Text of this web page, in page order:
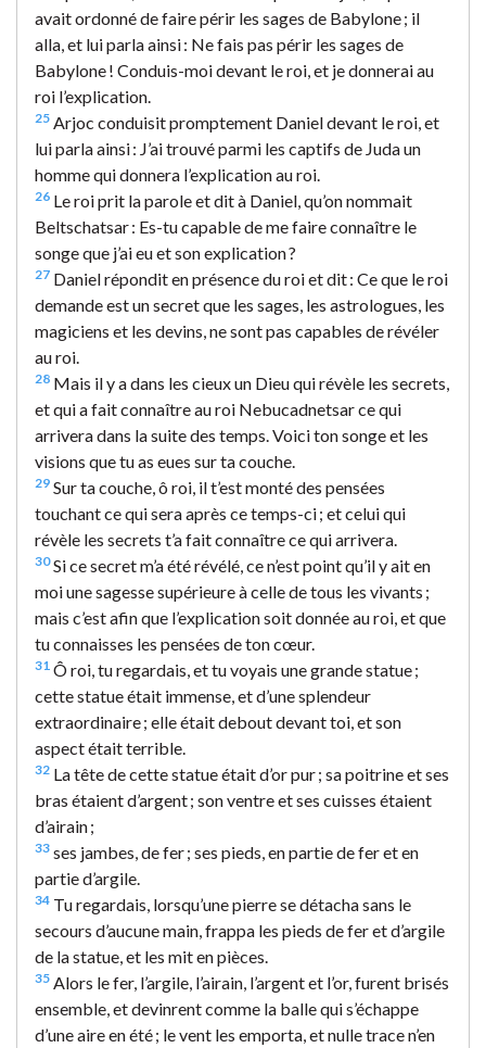
avait ordonné de faire périr les sages de Babylone ; il
alla, et lui parla ainsi : Ne fais pas périr les sages de
Babylone ! Conduis-moi devant le roi, et je donnerai au
roi l’explication.
25 Arjoc conduisit promptement Daniel devant le roi, et
lui parla ainsi : J’ai trouvé parmi les captifs de Juda un
homme qui donnera l’explication au roi.
26 Le roi prit la parole et dit à Daniel, qu’on nommait
Beltschatsar : Es-tu capable de me faire connaître le
songe que j’ai eu et son explication ?
27 Daniel répondit en présence du roi et dit : Ce que le roi
demande est un secret que les sages, les astrologues, les
magiciens et les devins, ne sont pas capables de révéler
au roi.
28 Mais il y a dans les cieux un Dieu qui révèle les secrets,
et qui a fait connaître au roi Nebucadnetsar ce qui
arrivera dans la suite des temps. Voici ton songe et les
visions que tu as eues sur ta couche.
29 Sur ta couche, ô roi, il t’est monté des pensées
touchant ce qui sera après ce temps-ci ; et celui qui
révèle les secrets t’a fait connaître ce qui arrivera.
30Si ce secret m’a été révélé, ce n’est point qu’il y ait en
moi une sagesse supérieure à celle de tous les vivants ;
mais c’est afin que l’explication soit donnée au roi, et que
tu connaisses les pensées de ton cœur.
31 Ô roi, tu regardais, et tu voyais une grande statue ;
cette statue était immense, et d’une splendeur
extraordinaire ; elle était debout devant toi, et son
aspect était terrible.
32 La tête de cette statue était d’or pur ; sa poitrine et ses
bras étaient d’argent ; son ventre et ses cuisses étaient
d’airain ;
33 ses jambes, de fer ; ses pieds, en partie de fer et en
partie d’argile.
34 Tu regardais, lorsqu’une pierre se détacha sans le
secours d’aucune main, frappa les pieds de fer et d’argile
de la statue, et les mit en pièces.
35 Alors le fer, l’argile, l’airain, l’argent et l’or, furent brisés
ensemble, et devinrent comme la balle qui s’échappe
d’une aire en été ; le vent les emporta, et nulle trace n’en